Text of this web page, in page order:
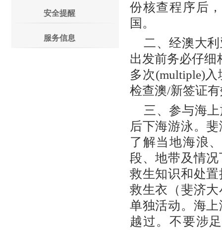
安全提醒
服务信息
份核查程序后
国。
二、经澳大
出发前务必仔细
多次(multiple)
检查澳/新签证
三、参与海
后下海游泳。
了解当地海浪
段、地带及情
救生知识和处
救生衣（斐济
单独活动。海
越过。不要涉